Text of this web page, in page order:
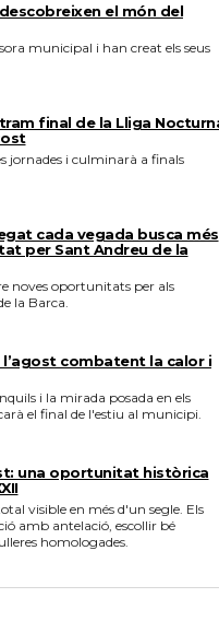
el món del
municipal i han creat els seus
final de la Lliga
jornades i culminarà a finals
cada vegada busca més
per Sant Andreu de la
noves oportunitats per als
la Barca.
combatent la calor i
i la mirada posada en els
el final de l'estiu al municipi.
una oportunitat històrica
visible en més d'un segle. Els
amb antelació, escollir bé
homologades.